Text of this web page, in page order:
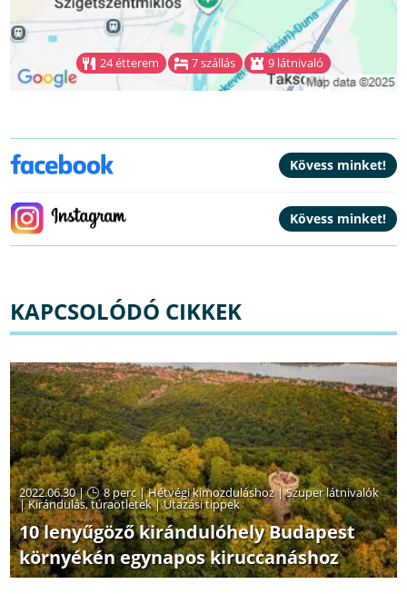
24 étterem 7 szállás 9 látnivaló
KAPCSOLÓDÓ CIKKEK
2022.06.30 | 8 perc|Hétvégi kimozduláshoz|Szuper látnivalók
|Kirándulás, túraötletek|Utazási tippek
10 lenyűgöző kirándulóhely Budapest
környékén egynapos kiruccanáshoz